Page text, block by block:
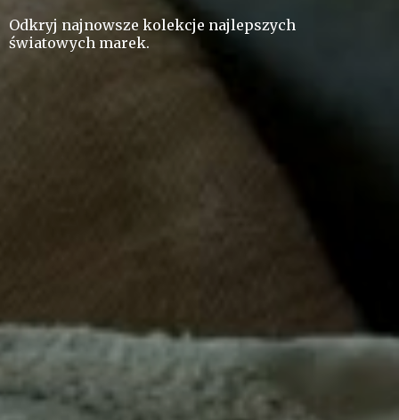
Odkryj najnowsze kolekcje najlepszych
światowych marek.